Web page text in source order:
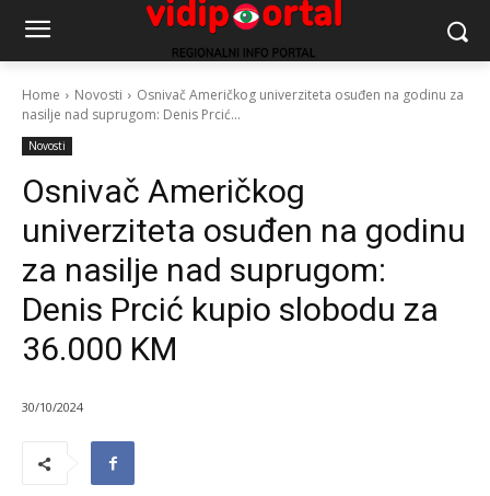
Home Novosti
Osnivač Američkog univerziteta osuđen na godinu za
nasilje nad suprugom: Denis Prcić...
Novosti
Osnivač Američkog
univerziteta osuđen na godinu
za nasilje nad suprugom:
Denis Prcić kupio slobodu za
36.000 KM
30/10/2024